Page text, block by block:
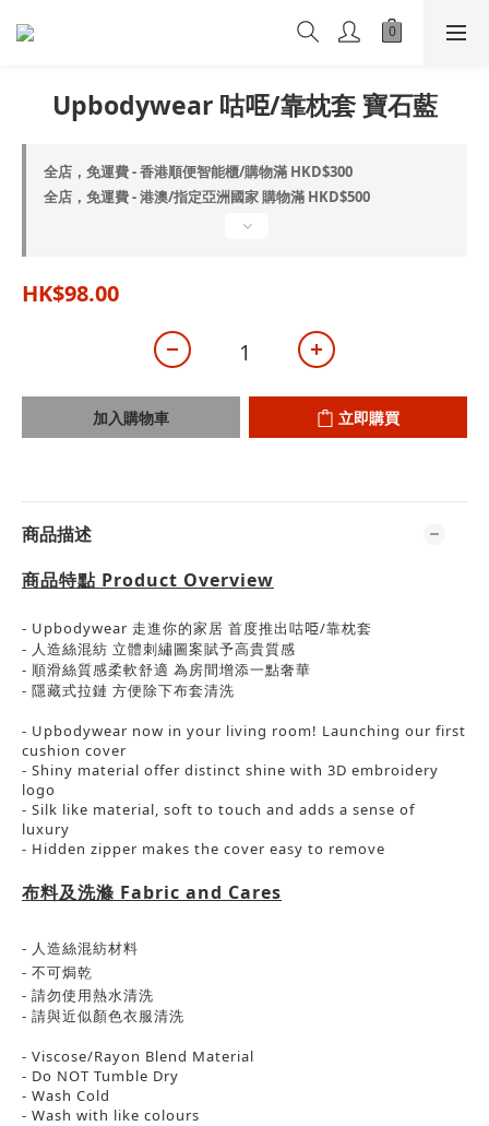
Upbodywear 咕𠱸/靠枕套 寶石藍
全店，免運費 - 香港順便智能櫃/購物滿 HKD$300
全店，免運費 - 港澳/指定亞洲國家 購物滿 HKD$500
HK$98.00
加入購物車 立即購買
商品描述
商品特點 Product Overview
- Upbodywear 走進你的家居 首度推出咕𠱸/靠枕套
- 人造絲混紡 立體刺繡圖案賦予高貴質感
- 順滑絲質感柔軟舒適 為房間增添一點奢華
- 隱藏式拉鏈 方便除下布套清洗
- Upbodywear now in your living room! Launching our first
cushion cover
- Shiny material offer distinct shine with 3D embroidery
logo
- Silk like material, soft to touch and adds a sense of
luxury
- Hidden zipper makes the cover easy to remove
布料及洗滌 Fabric and Cares
- 人造絲混紡材料
- 不可焗乾
- 請勿使用熱水清洗
- 請與近似顏色衣服清洗
- Viscose/Rayon Blend Material
- Do NOT Tumble Dry
- Wash Cold
- Wash with like colours